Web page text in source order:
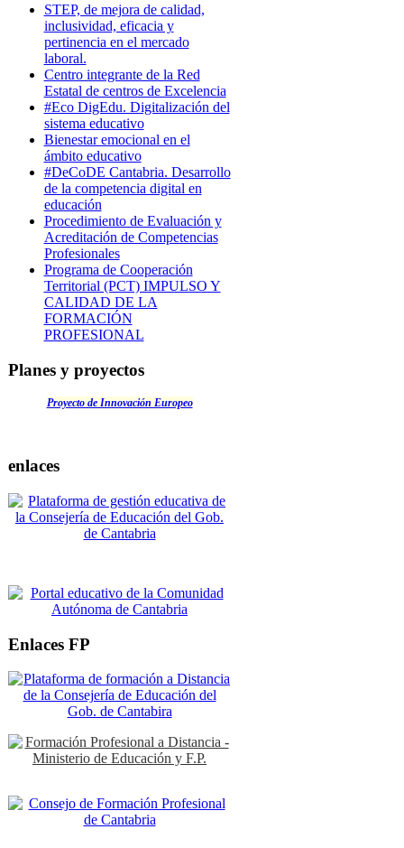
STEP, de mejora de calidad,
inclusividad, eficacia y
pertinencia en el mercado
laboral.
Centro integrante de la Red
Estatal de centros de Excelencia
#Eco DigEdu. Digitalización del
sistema educativo
Bienestar emocional en el
ámbito educativo
#DeCoDE Cantabria. Desarrollo
de la competencia digital en
educación
Procedimiento de Evaluación y
Acreditación de Competencias
Profesionales
Programa de Cooperación
Territorial (PCT) IMPULSO Y
CALIDAD DE LA
FORMACIÓN
PROFESIONAL
Planes y proyectos
Proyecto de Innovación Europeo
enlaces
Enlaces FP